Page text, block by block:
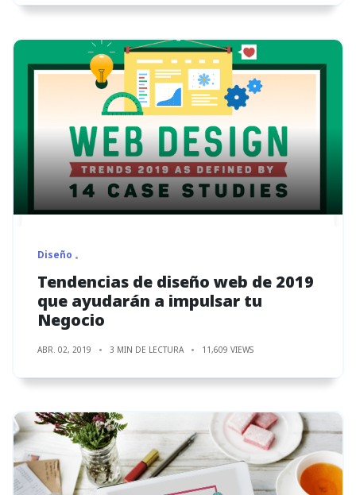
Diseño
Tendencias de diseño web de 2019
que ayudarán a impulsar tu
Negocio
ABR. 02, 2019 3 MIN DE LECTURA 11,609 VIEWS